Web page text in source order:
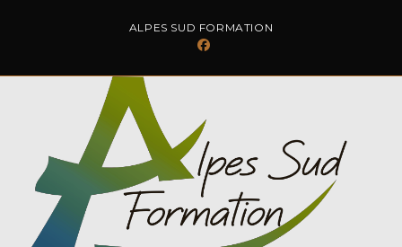
ALPES SUD FORMATION